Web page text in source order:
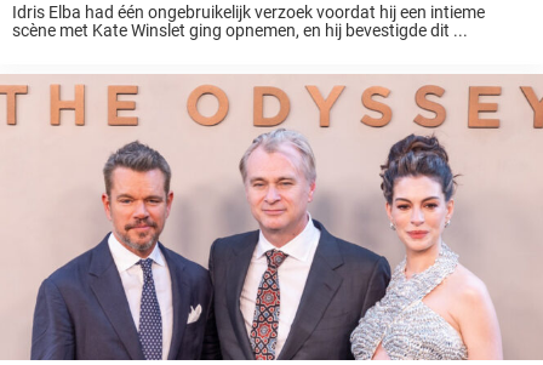
Idris Elba had één ongebruikelijk verzoek voordat hij een intieme
scène met Kate Winslet ging opnemen, en hij bevestigde dit ...